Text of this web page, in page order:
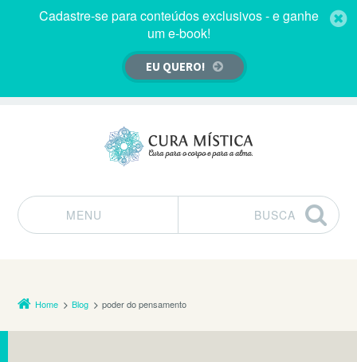
Cadastre-se para conteúdos exclusivos - e ganhe
um e-book!
EU QUERO!
MENU
BUSCA
Home Blog poder do pensamento